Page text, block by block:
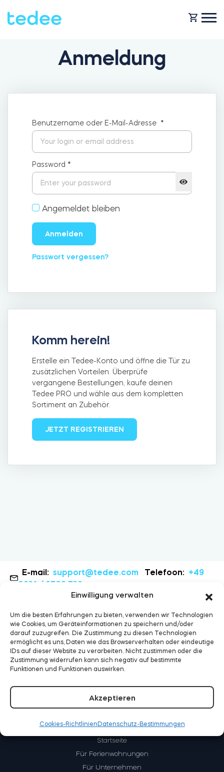
Einwilligung verwalten
Um die besten Erfahrungen zu bieten, verwenden wir Technologien
wie Cookies, um Geräteinformationen zu speichern und/oder
darauf zuzugreifen. Die Zustimmung zu diesen Technologien
ermöglicht es uns, Daten wie das Browserverhalten oder eindeutige
IDs auf dieser Website zu verarbeiten. Nicht zustimmen oder die
Zustimmung widerrufen kann sich negativ auf bestimmte
Funktionen und Funktionen auswirken.
Akzeptieren
Cookies-Richtlinien Datenschutz-Bestimmungen
WIE FUNKTIONIERT ES?
Vermietung
Für Geschäfte
Integrationen
Schlosses
Tedee GO
Tedee GO2
Tedee Bridge
Door Sensor
Zylinder
Heim-Zugang
Tedee Biometric Module
Tedee GO2
SHOP
JETZT KAUFEN
Anmeldung
Benutzername oder E-Mail-Adresse *
Password *
Angemeldet bleiben
Anmelden
Passwort vergessen?
Komm herein!
Erstelle ein Tedee-Konto und öffne die Tür zu
zusätzlichen Vorteilen. Überprüfe
vergangene Bestellungen, kaufe deinen
Tedee PRO und wähle aus dem kompletten
Sortiment an Zubehör.
JETZT REGISTRIEREN
E-mail: support@tedee.com Telefoon: +49
0931 / 9708 739
WIE FUNKTIONIERT ES?
Startseite
Für Ferienwohnungen
Für Unternehmen